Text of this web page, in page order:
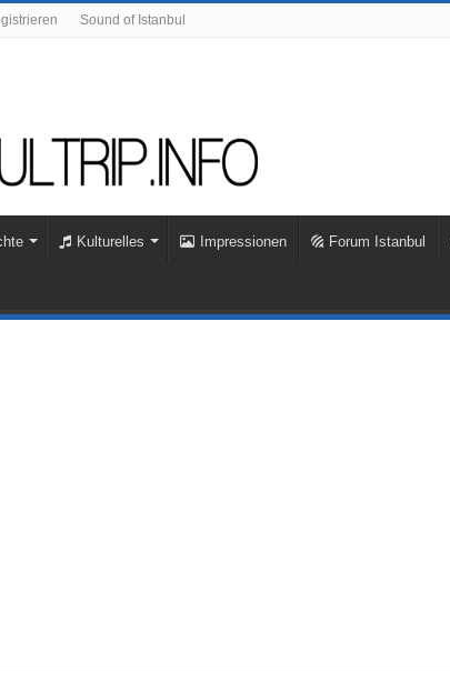
Sound of Istanbul
Kulturelles Impressionen Forum Istanbul